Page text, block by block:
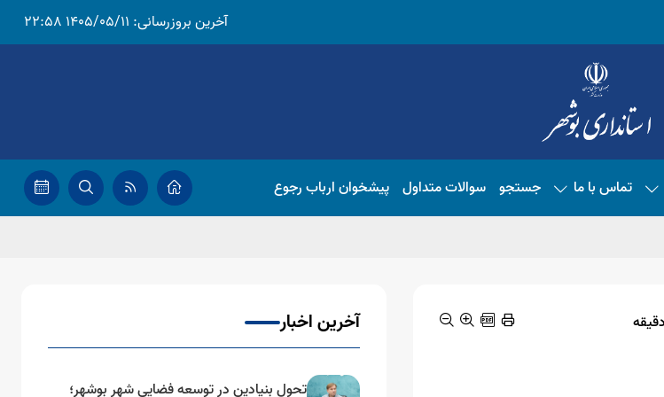
آخرین بروزرسانی: 1405/05/11 22:58
تماس با ما جستجو سوالات متداول پیشخوان ارباب رجوع
آخرین اخبار
تحول بنیادین در توسعه فضایی شهر بوشهر؛